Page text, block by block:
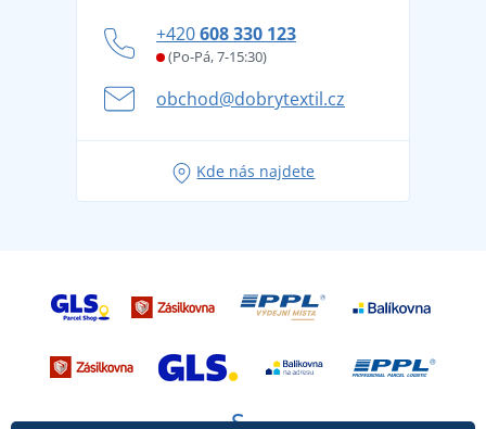
Věrnostní program BONTIS +
Letní dobrodružství začíná balením aneb připravte
se na dovolenou bez starostí
Tipy na svěží outfity pro pohodové léto
+420608 330 123
(Po-Pá, 7-15:30)
obchod@dobrytextil.cz
Kde nás najdete